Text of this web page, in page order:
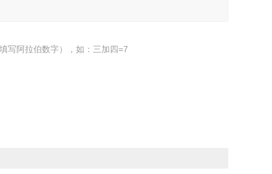
写阿拉伯数字），如：三加四=7